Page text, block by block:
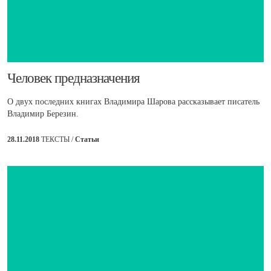
​Человек предназначения
О двух последних книгах Владимира Шарова рассказывает писатель
Владимир Березин.
28.11.2018 ТЕКСТЫ /Статьи